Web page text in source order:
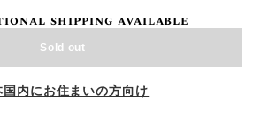
shipping available
Sold out
国内にお住まいの方向け